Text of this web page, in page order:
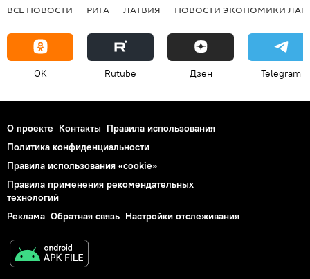
ВСЕ НОВОСТИ РИГА ЛАТВИЯ НОВОСТИ ЭКОНОМИКИ
OK Rutube Дзен Telegram
О проекте Контакты Правила использования
Политика конфиденциальности
Правила использования «cookie»
Правила применения рекомендательных
технологий
Реклама Обратная связь Настройки отслеживания